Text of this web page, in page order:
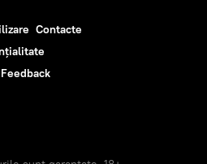
Contacte
Feedback